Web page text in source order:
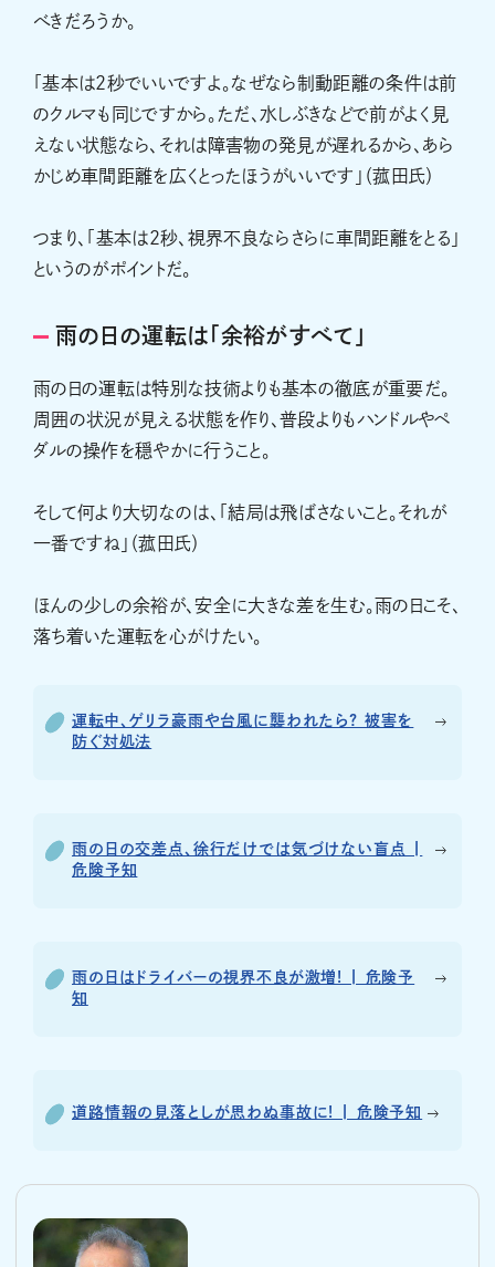
べきだろうか。
「基本は2秒でいいですよ。なぜなら制動距離の条件は前
のクルマも同じですから。ただ、水しぶきなどで前がよく見
えない状態なら、それは障害物の発見が遅れるから、あら
かじめ車間距離を広くとったほうがいいです」（菰田氏）
つまり、「基本は2秒、視界不良ならさらに車間距離をとる」
というのがポイントだ。
雨の日の運転は「余裕がすべて」
雨の日の運転は特別な技術よりも基本の徹底が重要だ。
周囲の状況が見える状態を作り、普段よりもハンドルやペ
ダルの操作を穏やかに行うこと。
そして何より大切なのは、「結局は飛ばさないこと。それが
一番ですね」（菰田氏）
ほんの少しの余裕が、安全に大きな差を生む。雨の日こそ、
落ち着いた運転を心がけたい。
運転中、ゲリラ豪雨や台風に襲われたら? 被害を
防ぐ対処法
雨の日の交差点、徐行だけでは気づけない盲点 |
危険予知
雨の日はドライバーの視界不良が激増! | 危険予
知
道路情報の見落としが思わぬ事故に! | 危険予知